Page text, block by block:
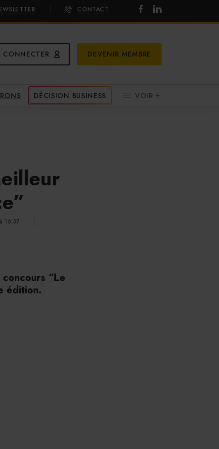
CONTACT
CONNECTER DEVENIR MEMBRE
DÉCISION BUSINESS VOIR
16:37
“Le
édition.